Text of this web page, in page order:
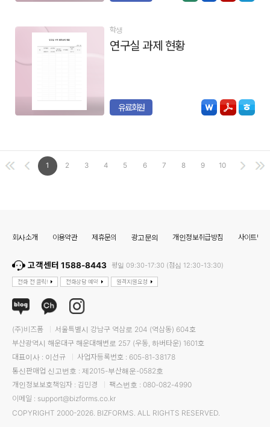
학생
연구실 과제 현황
유료회원
1 2 3 4 5 6 7 8 9 10
회사소개 이용약관 제휴문의 광고문의 개인정보취급방침 사이트맵
고객센터 1588-8443 평일 09:30-17:30 (점심 12:30-13:30)
전화 전 클릭! 전화상담 예약 원격지원요청
(주)비즈폼
서울특별시 강남구 역삼로 204 (역삼동) 604호
부산광역시 해운대구 해운대해변로 257 (우동, 하버타운) 1601호
대표이사 : 이선규
사업자등록번호 : 605-81-38178
통신판매업 신고번호 : 제2015-부산해운-0582호
개인정보보호책임자 : 김민경
팩스번호 : 080-082-4990
이메일 : support@bizforms.co.kr
COPYRIGHT 2000-2026. BIZFORMS. ALL RIGHTS RESERVED.